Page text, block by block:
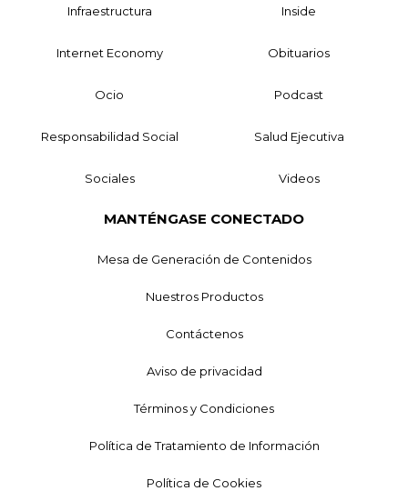
Infraestructura Inside
Internet Economy Obituarios
Ocio Podcast
Responsabilidad Social Salud Ejecutiva
Sociales Videos
MANTÉNGASE CONECTADO
Mesa de Generación de Contenidos
Nuestros Productos
Contáctenos
Aviso de privacidad
Términos y Condiciones
Política de Tratamiento de Información
Política de Cookies